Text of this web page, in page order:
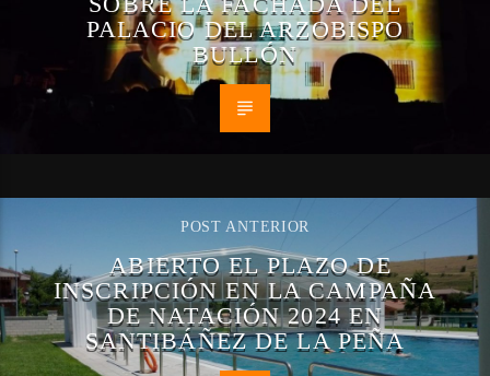
PALACIO DEL ARZOBISPO
BULLÓN
POST ANTERIOR
ABIERTO EL PLAZO DE
INSCRIPCIÓN EN LA CAMPAÑA
DE NATACIÓN 2024 EN
SANTIBÁÑEZ DE LA PEÑA